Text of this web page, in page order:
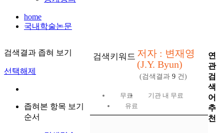
home
국내학술논문
검색결과 좁혀 보기
선택해제
좁혀본 항목 보기
순서
검색키워드 저자 : 변재영
(J.Y. Byun)
(검색결과 9 건)
무료
기관 내 무료
유료
연
관
검
색
어
추
천